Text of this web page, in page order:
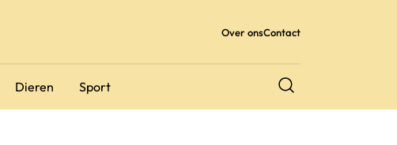
Over onsContact
Dieren Sport